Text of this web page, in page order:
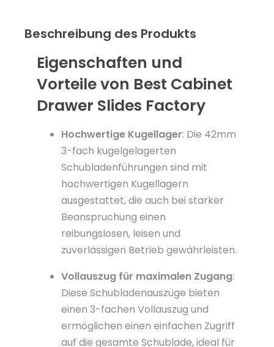
Beschreibung des Produkts
Eigenschaften und
Vorteile von Best Cabinet
Drawer Slides Factory
Hochwertige Kugellager: Die 42mm
3-fach kugelgelagerten
Schubladenführungen sind mit
hochwertigen Kugellagern
ausgestattet, die auch bei starker
Beanspruchung einen
reibungslosen, leisen und
zuverlässigen Betrieb gewährleisten.
Vollauszug für maximalen Zugang:
Diese Schubladenauszüge bieten
einen 3-fachen Vollauszug und
ermöglichen einen einfachen Zugriff
auf die gesamte Schublade, ideal für